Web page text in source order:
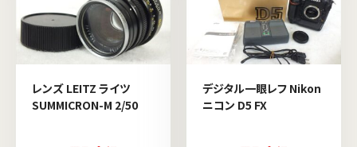
レンズ LEITZ ライツ
SUMMICRON-M 2/50
デジタル一眼レフ Nikon
ニコン D5 FX